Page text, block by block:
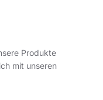
Produkte
mit unseren